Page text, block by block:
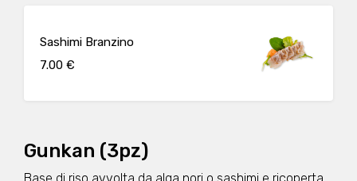
Sashimi Branzino
7.00 €
Gunkan (3pz)